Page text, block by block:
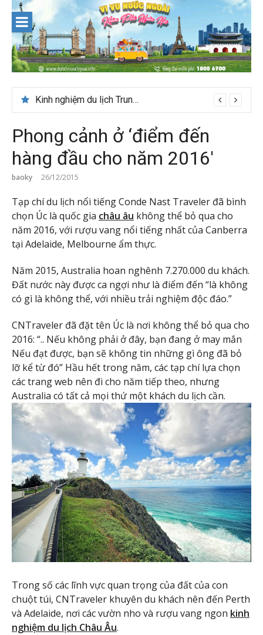
content
Kinh nghiệm du lịch Trung Á lần đầu cho khách Việt
Du lịch Maldives – Lần đầu nên đi đâu, chơi gì?
Phong cảnh ở ‘điểm đến
hàng đầu cho năm 2016′
baoky 26/12/2015
Tạp chí du lịch nổi tiếng Conde Nast Traveler đã bình
chọn Úc là quốc gia châu âu không thể bỏ qua cho
năm 2016, với rượu vang nổi tiếng nhất của Canberra
tại Adelaide, Melbourne ẩm thực.
Năm 2015, Australia hoan nghênh 7.270.000 du khách.
Đất nước này được ca ngợi như là điểm đến “là không
có gì là không thể, với nhiều trải nghiệm độc đáo.”
CNTraveler đã đặt tên Úc là nơi không thể bỏ qua cho
2016: “.. Nếu không phải ở đây, bạn đang ở may mắn
Nếu đạt được, bạn sẽ không tin những gì ông đã bỏ
lỡ kể từ đó” Hầu hết trong năm, các tạp chí lựa chọn
các trang web nên đi cho năm tiếp theo, nhưng
Australia có tất cả mọi thứ một khách du lịch cần.
Trong số các lĩnh vực quan trọng của đất của con
chuột túi, CNTraveler khuyên du khách nên đến Perth
và Adelaide, nơi các vườn nho và rượu vang ngon kinh
nghiệm du lịch Châu Âu.